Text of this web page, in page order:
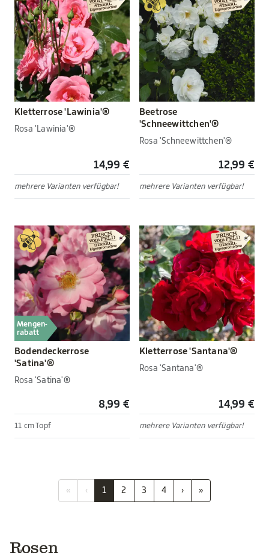
Kletterrose 'Lawinia'®
Rosa 'Lawinia'®
14,99 €
mehrere Varianten verfügbar!
Beetrose
'Schneewittchen'®
Rosa 'Schneewittchen'®
12,99 €
mehrere Varianten verfügbar!
Mengen-
rabatt
Bodendeckerrose
'Satina'®
Rosa 'Satina'®
8,99 €
11 cm Topf
Kletterrose 'Santana'®
Rosa 'Santana'®
14,99 €
mehrere Varianten verfügbar!
« ‹ 1 2 3 4 › »
Rosen